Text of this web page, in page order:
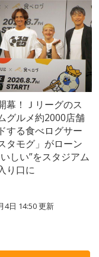
幕！Ｊリーグのス
グルメ約2000店舗
する食べログサー
タモグ」がローン
しい”をスタジアム
り口に
4日 14:50更新